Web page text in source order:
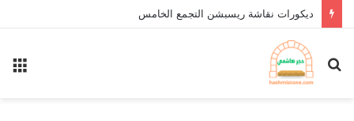
ديكورات شقق عرايس مصرية
بحث
عن